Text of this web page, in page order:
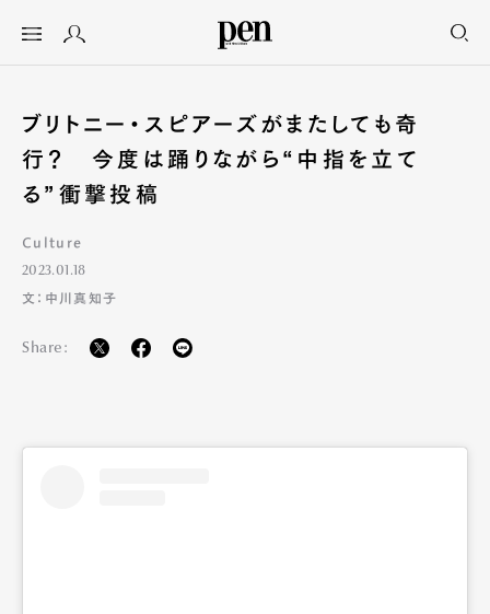
ブリトニー・スピアーズがまたしても奇
行？ 今度は踊りながら“中指を立て
る”衝撃投稿
Culture
2023.01.18
文：中川真知子
Share: